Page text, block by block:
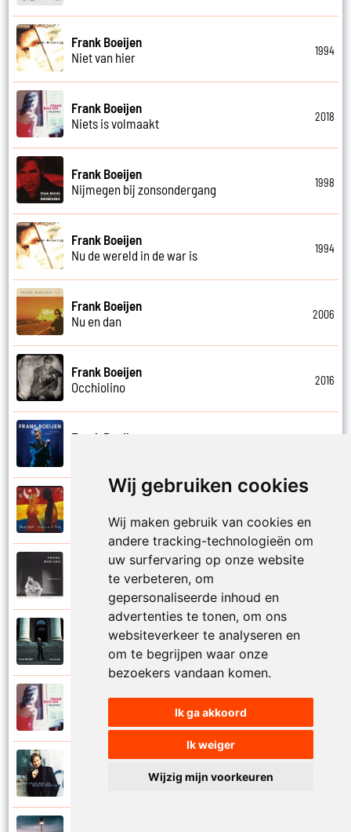
Wij gebruiken cookies
Wij maken gebruik van cookies en
andere tracking-technologieën om
uw surfervaring op onze website
te verbeteren, om
gepersonaliseerde inhoud en
advertenties te tonen, om ons
websiteverkeer te analyseren en
om te begrijpen waar onze
bezoekers vandaan komen.
Ik ga akkoord
Ik weiger
Wijzig mijn voorkeuren
Frank Boeijen
Niet van hier
1994
Frank Boeijen
Niets is volmaakt
2018
Frank Boeijen
Nijmegen bij zonsondergang
1998
Frank Boeijen
Nu de wereld in de war is
1994
Frank Boeijen
Nu en dan
2006
Frank Boeijen
Occhiolino
2016
Frank Boeijen
Onder ons
Frank Boeijen
Onschuld
Frank Boeijen
Op een dag
Frank Boeijen
Open de poorten